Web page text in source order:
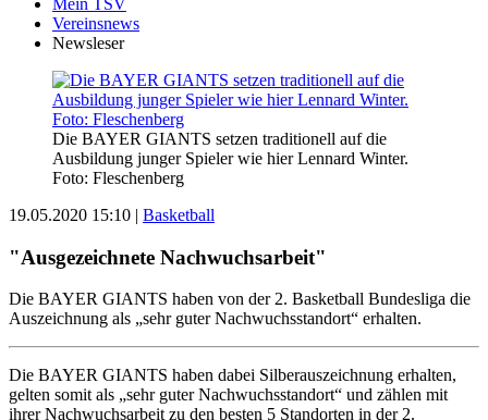
Vereinsnews
Newsleser
Die BAYER GIANTS setzen traditionell auf die
Ausbildung junger Spieler wie hier Lennard Winter.
Foto: Fleschenberg
19.05.2020 15:10 | Basketball
"Ausgezeichnete Nachwuchsarbeit"
Die BAYER GIANTS haben von der 2. Basketball Bundesliga die
Auszeichnung als „sehr guter Nachwuchsstandort“ erhalten.
Die BAYER GIANTS haben dabei Silberauszeichnung erhalten,
gelten somit als „sehr guter Nachwuchsstandort“ und zählen mit
ihrer Nachwuchsarbeit zu den besten 5 Standorten in der 2.